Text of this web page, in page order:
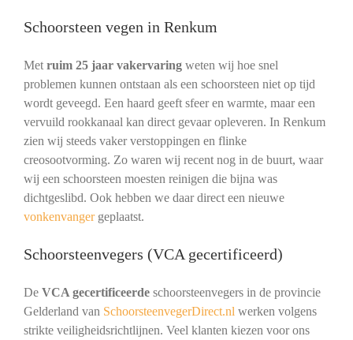
Schoorsteen vegen in Renkum
Met ruim 25 jaar vakervaringweten wij hoe snel
problemen kunnen ontstaan als een schoorsteen niet op tijd
wordt geveegd. Een haard geeft sfeer en warmte, maar een
vervuild rookkanaal kan direct gevaar opleveren. In Renkum
zien wij steeds vaker verstoppingen en flinke
creosootvorming. Zo waren wij recent nog in de buurt, waar
wij een schoorsteen moesten reinigen die bijna was
dichtgeslibd. Ook hebben we daar direct een nieuwe
vonkenvangergeplaatst.
Schoorsteenvegers (VCA gecertificeerd)
De VCA gecertificeerdeschoorsteenvegers in de provincie
Gelderland van SchoorsteenvegerDirect.nl werken volgens
strikte veiligheidsrichtlijnen. Veel klanten kiezen voor ons